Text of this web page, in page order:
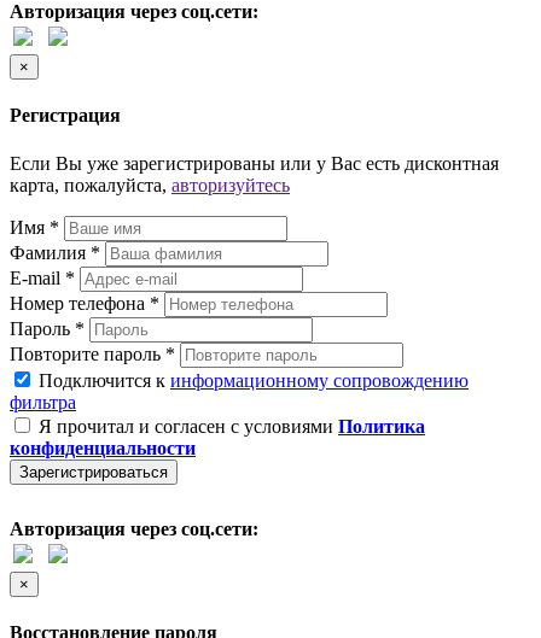
Авторизация через соц.сети:
×
Регистрация
Если Вы уже зарегистрированы или у Вас есть дисконтная
карта, пожалуйста, авторизуйтесь
Имя *
Фамилия *
E-mail *
Номер телефона *
Пароль *
Повторите пароль *
Подключится к информационному сопровождению
фильтра
Я прочитал и согласен с условиями Политика
конфиденциальности
Зарегистрироваться
Авторизация через соц.сети:
×
Восстановление пароля